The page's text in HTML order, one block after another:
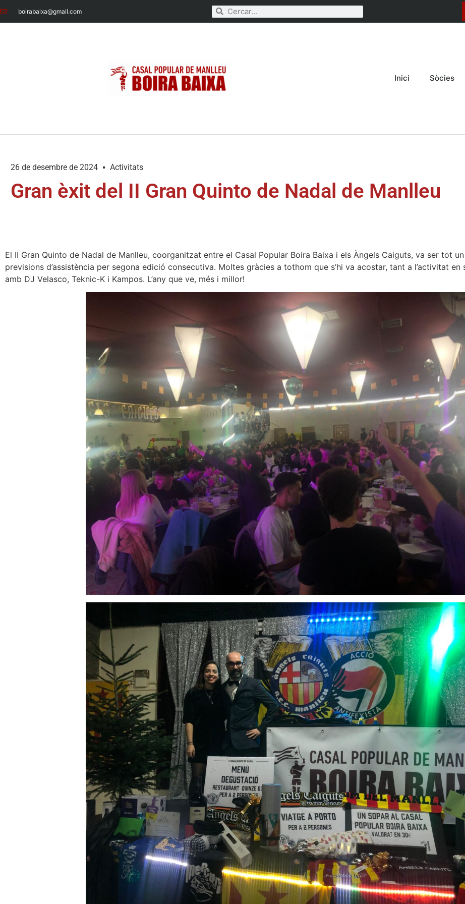
boirabaixa@gmail.com
Inici Sòcies
26 de desembre de 2024 Activitats
Gran èxit del II Gran Quinto de Nadal de Manlleu
El II Gran Quinto de Nadal de Manlleu, coorganitzat entre el Casal Popular Boira Baixa i els Àngels Caiguts, va ser tot
previsions d’assistència per segona edició consecutiva. Moltes gràcies a tothom que s’hi va acostar, tant a l’activitat
amb DJ Velasco, Teknic-K i Kampos. L’any que ve, més i millor!